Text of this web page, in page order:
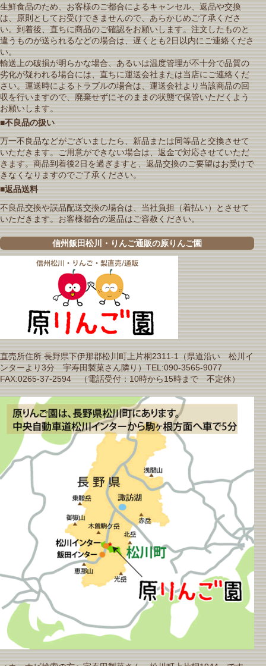
生鮮食品のため、お客様のご都合によるキャンセル、返品や交換
は、原則としてお受けできませんので、あらかじめご了承くださ
い。到着後、直ちに商品のご確認をお願いします。注文したものと
違うものが送られるなどの場合は、遅くとも2日以内にご連絡くださ
い。
輸送上の破損が明らかな場合、あるいは温度管理が不十分で品質の
劣化が疑われる場合には、直ちに運送会社または当店にご連絡くだ
さい。運送時によるトラブルの場合は、運送会社より当該商品の回
収を行いますので、廃棄せずにそのままの状態で保管いただくよう
お願いします。
■不良品の扱い
万一不良品などがございましたら、新品または同等品と交換させて
いただきます。ご用意ができない場合は、返金で対応させていただ
きます。商品到着後2日を過ぎますと、返品交換のご要望はお受けで
きなくなりますのでご了承ください。
■返品送料
不良品交換や誤品配送交換の場合は、当社負担（着払い）とさせて
いただきます。お客様都合の返品はご容赦ください。
信州飯田松川・りんご通販の原りんご園
直売所住所 長野県下伊那郡松川町上片桐2311-1（県道沿い 松川イ
ンターより3分 宇寿田製菓さん隣り）TEL:090-3565-9077
FAX:0265-37-2594 （電話受付：10時から15時まで 不定休）